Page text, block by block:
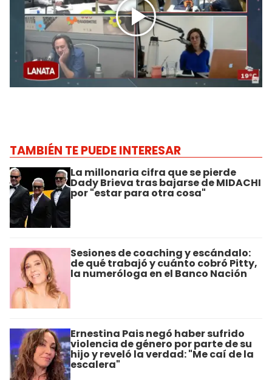
TAMBIÉN TE PUEDE INTERESAR
La millonaria cifra que se pierde
Dady Brieva tras bajarse de MIDACHI
por "estar para otra cosa"
Sesiones de coaching y escándalo:
de qué trabajó y cuánto cobró Pitty,
la numeróloga en el Banco Nación
Ernestina Pais negó haber sufrido
violencia de género por parte de su
hijo y reveló la verdad: "Me caí de la
escalera"